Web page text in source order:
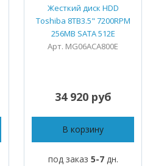
Жесткий диск HDD
Toshiba 8TB3.5" 7200RPM
256MB SATA 512E
Арт. MG06ACA800E
34 920 руб
В корзину
под заказ 5-7дн.